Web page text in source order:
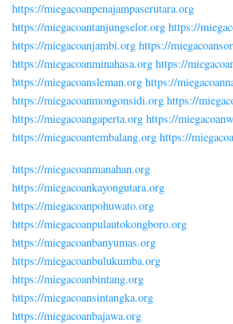
https://miegacoanpenajampaserutara.org
https://miegacoantanjungselor.org https://
https://miegacoanjambi.org https://
https://miegacoanminahasa.org https://
https://miegacoansleman.org https://
https://miegacoanmongonsidi.org https://
https://miegacoangaperta.org https://
https://miegacoantembalang.org https://
https://miegacoanmanahan.org
https://miegacoankayongutara.org
https://miegacoanpohuwato.org
https://miegacoanpulautokongboro.org
https://miegacoanbanyumas.org
https://miegacoanbulukumba.org
https://miegacoanbintang.org
https://miegacoansintangka.org
https://miegacoanbajawa.org